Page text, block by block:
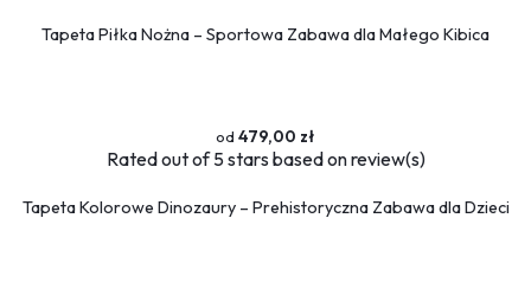
Tapeta Piłka Nożna – Sportowa Zabawa dla Małego Kibica
479,00 zł
Ratedout of 5 stars based onreview(s)
Tapeta Kolorowe Dinozaury – Prehistoryczna Zabawa dla Dzieci